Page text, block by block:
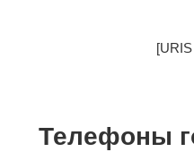
Телефоны